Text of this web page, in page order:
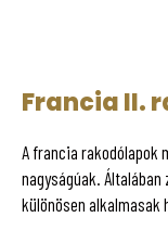
Francia II.
A francia rakodólapok
nagyságúak.
különösen alkalmasak